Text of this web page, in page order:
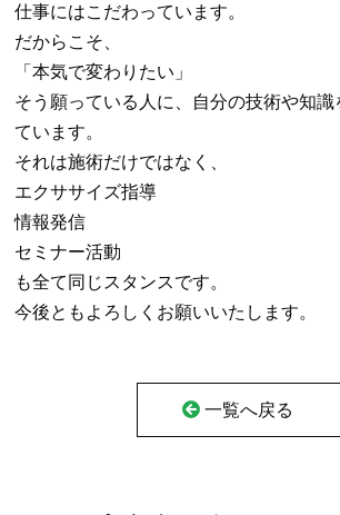
仕事にはこだわっています。
だからこそ、
「本気で変わりたい」
そう願っている人に、自分の技術や知識
ています。
それは施術だけではなく、
エクササイズ指導
情報発信
セミナー活動
も全て同じスタンスです。
今後ともよろしくお願いいたします。
一覧へ戻る